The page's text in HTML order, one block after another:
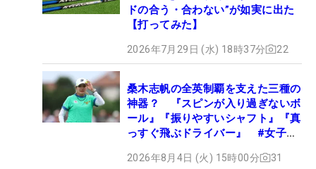
ドの合う・合わない”が如実に出た
【打ってみた】
2026年7月29日 (水) 18時37分 22
桑木志帆の全英制覇を支えた三種の
神器？ 『スピンが入り過ぎないボ
ール』『振りやすいシャフト』『真
っすぐ飛ぶドライバー』 #女子プ
2026年8月4日 (火) 15時00分 31